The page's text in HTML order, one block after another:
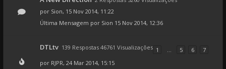
por Sion, 15 Nov 2014, 11:22
Última Mensagem por Sion 15 Nov 2014, 12:36
DTLtv 139 Respostas 46761 Visualizações 1 ... 5 6
7
por RJPR, 24 Mar 2014, 15:15